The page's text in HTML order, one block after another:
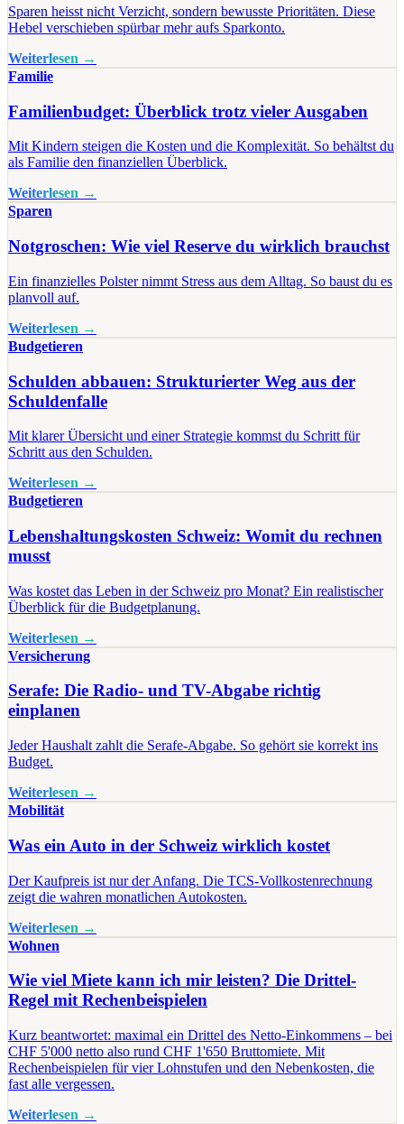
Sparen heisst nicht Verzicht, sondern bewusste Prioritäten. Diese
Hebel verschieben spürbar mehr aufs Sparkonto.
Weiterlesen →
Familie
Familienbudget: Überblick trotz vieler Ausgaben
Mit Kindern steigen die Kosten und die Komplexität. So behältst du
als Familie den finanziellen Überblick.
Weiterlesen →
Sparen
Notgroschen: Wie viel Reserve du wirklich brauchst
Ein finanzielles Polster nimmt Stress aus dem Alltag. So baust du es
planvoll auf.
Weiterlesen →
Budgetieren
Schulden abbauen: Strukturierter Weg aus der
Schuldenfalle
Mit klarer Übersicht und einer Strategie kommst du Schritt für
Schritt aus den Schulden.
Weiterlesen →
Budgetieren
Lebenshaltungskosten Schweiz: Womit du rechnen
musst
Was kostet das Leben in der Schweiz pro Monat? Ein realistischer
Überblick für die Budgetplanung.
Weiterlesen →
Versicherung
Serafe: Die Radio- und TV-Abgabe richtig
einplanen
Jeder Haushalt zahlt die Serafe-Abgabe. So gehört sie korrekt ins
Budget.
Weiterlesen →
Mobilität
Was ein Auto in der Schweiz wirklich kostet
Der Kaufpreis ist nur der Anfang. Die TCS-Vollkostenrechnung
zeigt die wahren monatlichen Autokosten.
Weiterlesen →
Wohnen
Wie viel Miete kann ich mir leisten? Die Drittel-
Regel mit Rechenbeispielen
Kurz beantwortet: maximal ein Drittel des Netto-Einkommens – bei
CHF 5'000 netto also rund CHF 1'650 Bruttomiete. Mit
Rechenbeispielen für vier Lohnstufen und den Nebenkosten, die
fast alle vergessen.
Weiterlesen →